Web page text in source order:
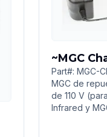
~MGC
Part#: MGC-
MGC de
de 110 V
Infrared y